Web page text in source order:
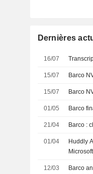
Dernières
16/07
15/07 Barco
15/07 Barco
01/05 Barco
21/04 Barco :
01/04
Huddly
12/03
Barco